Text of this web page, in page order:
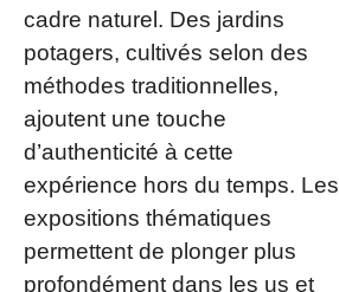
cadre naturel. Des jardins
potagers, cultivés selon des
méthodes traditionnelles,
ajoutent une touche
d’authenticité à cette
expérience hors du temps. Les
expositions thématiques
permettent de plonger plus
profondément dans les us et